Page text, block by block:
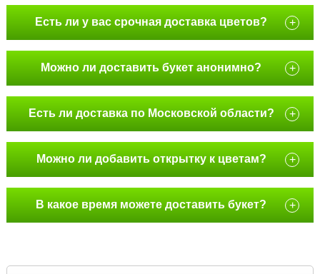
Есть ли у вас срочная доставка цветов? +
Можно ли доставить букет анонимно? +
Есть ли доставка по Московской области? +
Можно ли добавить открытку к цветам? +
В какое время можете доставить букет? +